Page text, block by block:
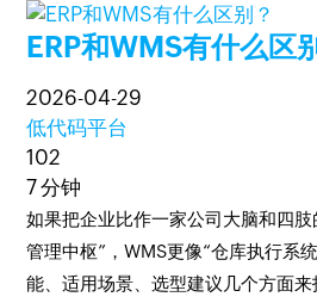
ERP和WMS有什么区
2026-04-29
低代码平台
102
7 分钟
如果把企业比作一家公司大脑和四肢
管理中枢”，WMS更像“仓库执行系
能、适用场景、选型建议几个方面来